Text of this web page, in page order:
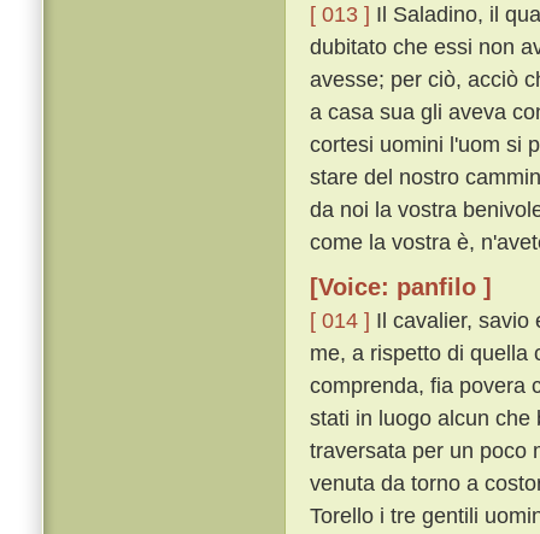
[ 013 ] Il Saladino, il
dubitato che essi non
avesse; per ciò, acciò
a casa sua gli aveva
cortesi uomini l'uom si
stare del nostro
da noi la vostra
come la vostra è,
[Voice: panfilo ]
[ 014 ] Il cavalier, savio
me, a rispetto di quella
comprenda, fia povera
stati in luogo alcun che
traversata per un poco
venuta da torno a
Torello i tre gentili